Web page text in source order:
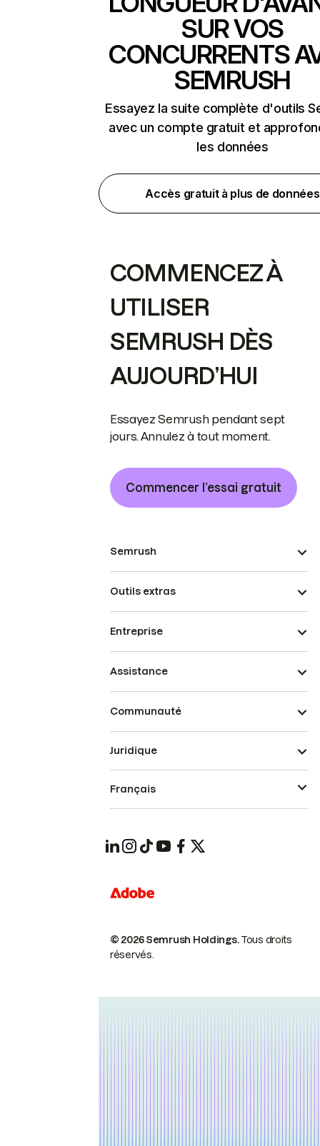
SUR VOS
CONCURRENTS
SEMRUSH
Essayez la suite complète d'outils
avec un compte gratuit et
les données
Accès gratuit à plus de données
COMMENCEZ À
UTILISER
SEMRUSH DÈS
AUJOURD’HUI
Essayez Semrush pendant sept
jours. Annulez à tout moment.
Commencer l’essai gratuit
Semrush
Outils extras
Entreprise
Assistance
Communauté
© 2026 Semrush Holdings.Tous droits
réservés.
Juridique
Français